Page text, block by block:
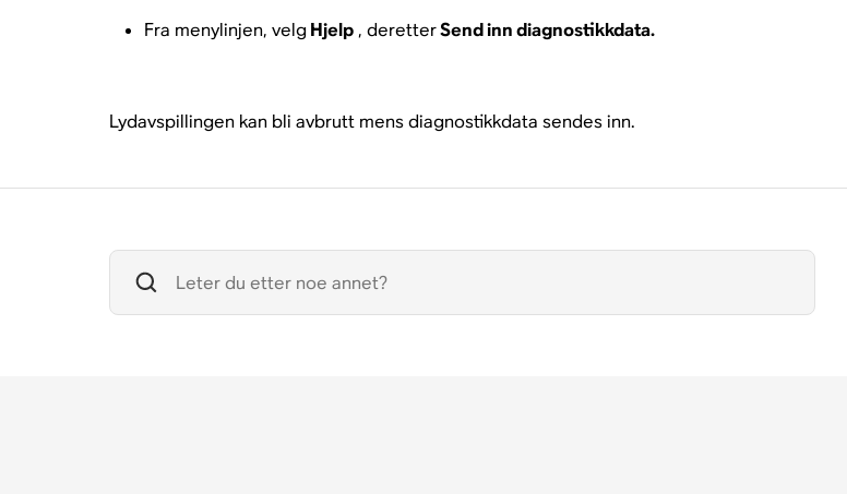
Fra menylinjen, velgHjelp, deretterSend inn diagnostikkdata.
Lydavspillingen kan bli avbrutt mens diagnostikkdata sendes inn.